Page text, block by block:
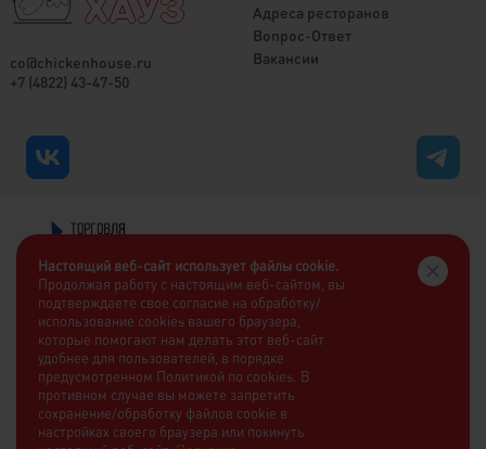
co@chickenhouse.ru
+7 (4822) 43-47-50
Адреса ресторанов
Вопрос-Ответ
Вакансии
Настоящий веб-сайт использует файлы cookie.
Продолжая работу с настоящим веб-сайтом, вы
подтверждаете свое согласие на обработку/
использование cookies вашего браузера,
которые помогают нам делать этот веб-сайт
удобнее для пользователей, в порядке
предусмотренном Политикой по cookies. В
противном случае вы можете запретить
сохранение/обработку файлов cookie в
настройках своего браузера или покинуть